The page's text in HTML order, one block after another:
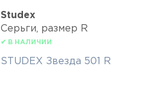
Studex
Серьги, размер R
✔ В НАЛИЧИИ
STUDEX Звезда 501 R